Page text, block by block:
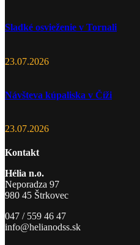
Sladké osvieženie v Tornali
23.07.2026
Návšteva kúpaliska v Číži
23.07.2026
Kontakt
Hélia n.o.
Neporadza 97
980 45 Štrkovec
047 / 559 46 47
info@helianodss.sk